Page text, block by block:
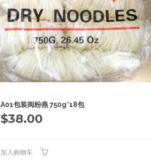
A01包装闽粉燕 750g*18包
$38.00
加入购物车